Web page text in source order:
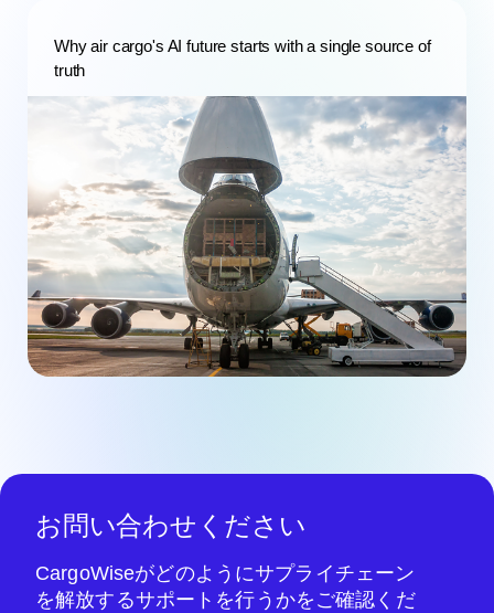
Why air cargo's AI future starts with a single source of
truth
お問い合わせください
CargoWiseがどのようにサプライチェーン
を解放するサポートを行うかをご確認くだ